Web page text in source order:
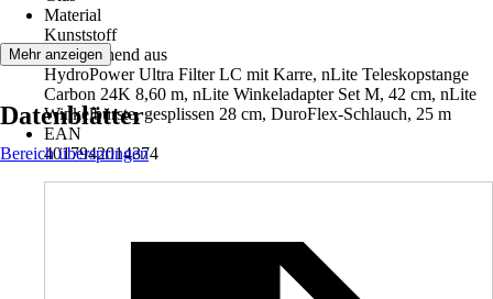
Material
Kunststoff
Set bestehend aus
HydroPower Ultra Filter LC mit Karre, nLite Teleskopstange
Carbon 24K 8,60 m, nLite Winkeladapter Set M, 42 cm, nLite
Winkelbürste, gesplissen 28 cm, DuroFlex-Schlauch, 25 m
EAN
4017942014374
Mehr anzeigen
Datenblätter
Bereich überspringen